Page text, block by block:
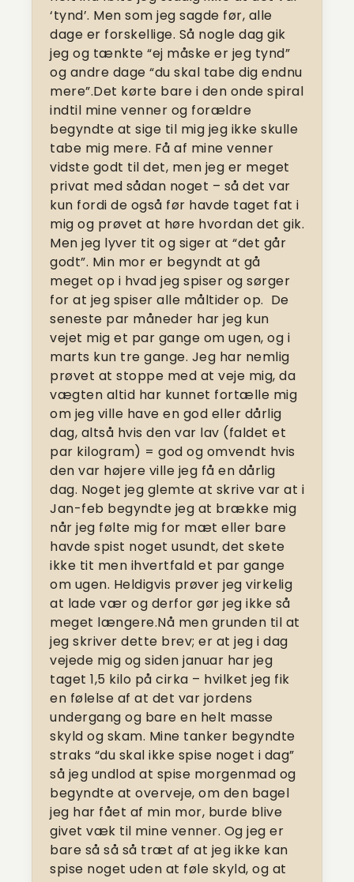
‘tynd’. Men som jeg sagde før, alle
dage er forskellige. Så nogle dag gik
jeg og tænkte “ej måske er jeg tynd”
og andre dage “du skal tabe dig endnu
mere”.Det kørte bare i den onde spiral
indtil mine venner og forældre
begyndte at sige til mig jeg ikke skulle
tabe mig mere. Få af mine venner
vidste godt til det, men jeg er meget
privat med sådan noget – så det var
kun fordi de også før havde taget fat i
mig og prøvet at høre hvordan det gik.
Men jeg lyver tit og siger at “det går
godt”. Min mor er begyndt at gå
meget op i hvad jeg spiser og sørger
for at jeg spiser alle måltider op. De
seneste par måneder har jeg kun
vejet mig et par gange om ugen, og i
marts kun tre gange. Jeg har nemlig
prøvet at stoppe med at veje mig, da
vægten altid har kunnet fortælle mig
om jeg ville have en god eller dårlig
dag, altså hvis den var lav (faldet et
par kilogram) = god og omvendt hvis
den var højere ville jeg få en dårlig
dag. Noget jeg glemte at skrive var at i
Jan-feb begyndte jeg at brække mig
når jeg følte mig for mæt eller bare
havde spist noget usundt, det skete
ikke tit men ihvertfald et par gange
om ugen. Heldigvis prøver jeg virkelig
at lade vær og derfor gør jeg ikke så
meget længere.Nå men grunden til at
jeg skriver dette brev; er at jeg i dag
vejede mig og siden januar har jeg
taget 1,5 kilo på cirka – hvilket jeg fik
en følelse af at det var jordens
undergang og bare en helt masse
skyld og skam. Mine tanker begyndte
straks “du skal ikke spise noget i dag”
så jeg undlod at spise morgenmad og
begyndte at overveje, om den bagel
jeg har fået af min mor, burde blive
givet væk til mine venner. Og jeg er
bare så så så træt af at jeg ikke kan
spise noget uden at føle skyld, og at